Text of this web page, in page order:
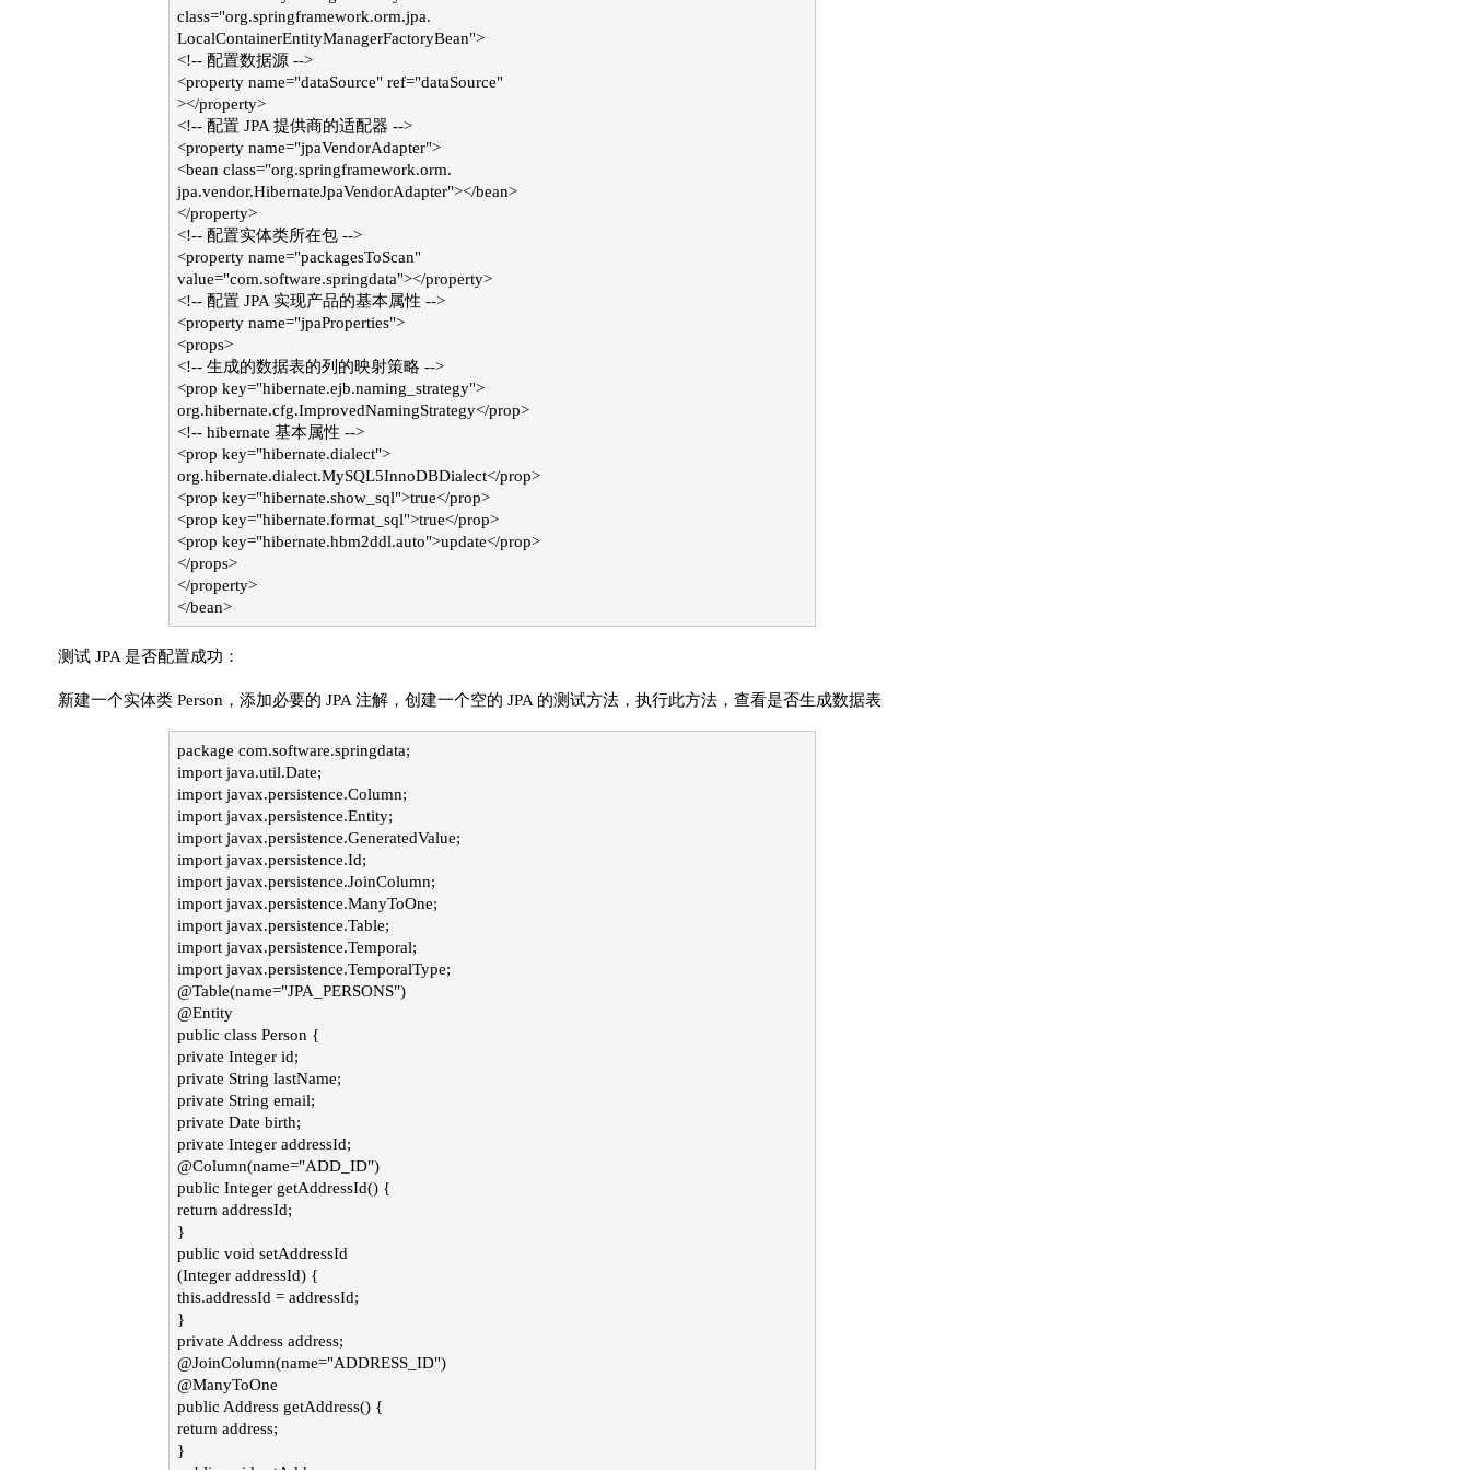
class="org.springframework.orm.jpa.
LocalContainerEntityManagerFactoryBean">
<!-- 配置数据源 -->
<property name="dataSource" ref="dataSource"
></property>
<!-- 配置 JPA 提供商的适配器 -->
<property name="jpaVendorAdapter">
<bean class="org.springframework.orm.
jpa.vendor.HibernateJpaVendorAdapter"></bean>
</property>
<!-- 配置实体类所在包 -->
<property name="packagesToScan"
value="com.software.springdata"></property>
<!-- 配置 JPA 实现产品的基本属性 -->
<property name="jpaProperties">
<props>
<!-- 生成的数据表的列的映射策略 -->
<prop key="hibernate.ejb.naming_strategy">
org.hibernate.cfg.ImprovedNamingStrategy</prop>
<!-- hibernate 基本属性 -->
<prop key="hibernate.dialect">
org.hibernate.dialect.MySQL5InnoDBDialect</prop>
<prop key="hibernate.show_sql">true</prop>
<prop key="hibernate.format_sql">true</prop>
<prop key="hibernate.hbm2ddl.auto">update</prop>
</props>
</property>
</bean>
测试 JPA 是否配置成功：
新建一个实体类 Person，添加必要的 JPA 注解，创建一个空的 JPA 的测试方法，执行此方法，查看是否生成数据表
package com.software.springdata;
import java.util.Date;
import javax.persistence.Column;
import javax.persistence.Entity;
import javax.persistence.GeneratedValue;
import javax.persistence.Id;
import javax.persistence.JoinColumn;
import javax.persistence.ManyToOne;
import javax.persistence.Table;
import javax.persistence.Temporal;
import javax.persistence.TemporalType;
@Table(name="JPA_PERSONS")
@Entity
public class Person {
private Integer id;
private String lastName;
private String email;
private Date birth;
private Integer addressId;
@Column(name="ADD_ID")
public Integer getAddressId() {
return addressId;
}
public void setAddressId
(Integer addressId) {
this.addressId = addressId;
}
private Address address;
@JoinColumn(name="ADDRESS_ID")
@ManyToOne
public Address getAddress() {
return address;
}